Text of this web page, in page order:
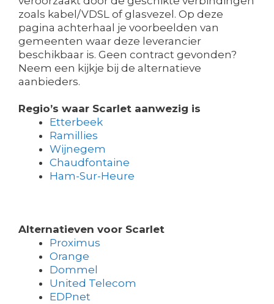
zoals kabel/VDSL of glasvezel. Op deze
pagina achterhaal je voorbeelden van
gemeenten waar deze leverancier
beschikbaar is. Geen contract gevonden?
Neem een kijkje bij de alternatieve
aanbieders.
Regio’s waar Scarlet aanwezig is
Etterbeek
Ramillies
Wijnegem
Chaudfontaine
Ham-Sur-Heure
Alternatieven voor Scarlet
Proximus
Orange
Dommel
United Telecom
EDPnet